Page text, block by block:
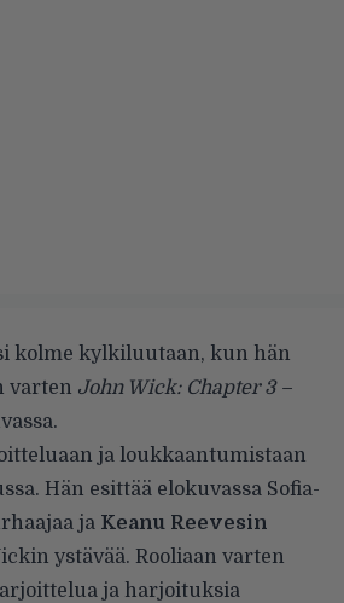
kolme kylkiluutaan, kun hän
varten John Wick: Chapter 3 –
ja loukkaantumistaan
Hän esittää elokuvassa Sofia-
ja Keanu Reevesin
ystävää. Rooliaan varten
ja harjoituksia